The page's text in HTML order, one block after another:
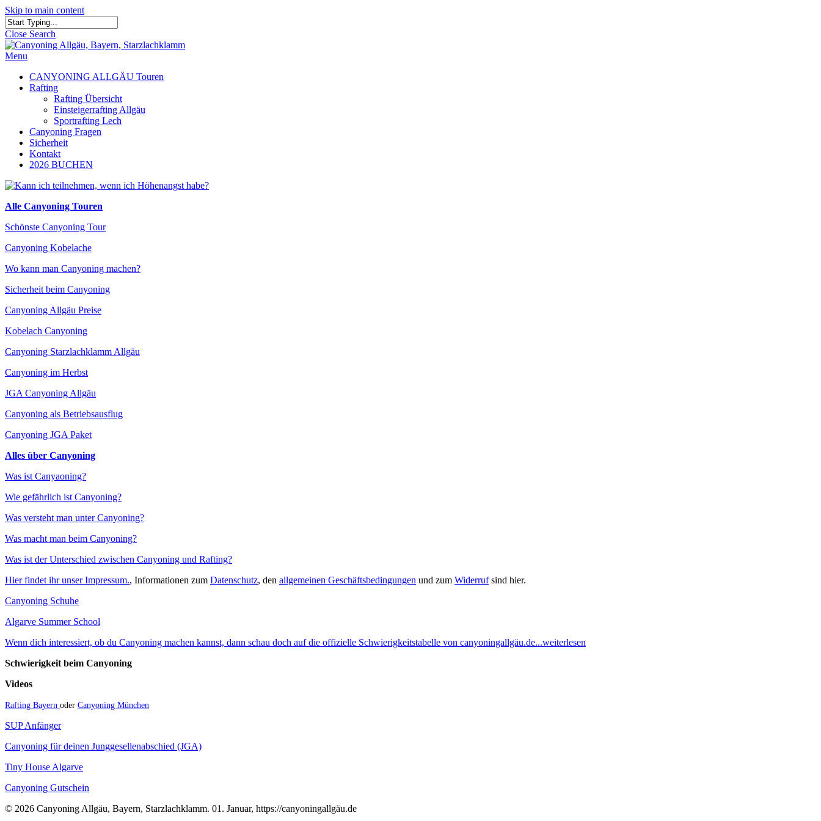
Skip to main content
Close Search
Menu
CANYONING ALLGÄU Touren
Rafting
Rafting Übersicht
Einsteigerrafting Allgäu
Sportrafting Lech
Canyoning Fragen
Sicherheit
Kontakt
2026 BUCHEN
Alle Canyoning Touren
Schönste Canyoning Tour
Canyoning Kobelache
Wo kann man Canyoning machen?
Sicherheit beim Canyoning
Canyoning Allgäu Preise
Kobelach Canyoning
Canyoning Starzlachklamm Allgäu
Canyoning im Herbst
JGA Canyoning Allgäu
Canyoning als Betriebsausflug
Canyoning JGA Paket
Alles über Canyoning
Was ist Canyaoning?
Wie gefährlich ist Canyoning?
Was versteht man unter Canyoning?
Was macht man beim Canyoning?
Was ist der Unterschied zwischen Canyoning und Rafting?
Hier findet ihr unser Impressum., Informationen zum Datenschutz, den allgemeinen Geschäftsbedingungen und zum Widerrufsind hier.
Canyoning Schuhe
Algarve Summer School
Wenn dich interessiert, ob du Canyoning machen kannst, dann schau doch auf die offizielle Schwierigkeitstabelle von canyoningallgäu.de...weiterlesen
Schwierigkeit beim Canyoning
Videos
Rafting Bayern oder Canyoning München
SUP Anfänger
Canyoning für deinen Junggesellenabschied (JGA)
Tiny House Algarve
Canyoning Gutschein
© 2026 Canyoning Allgäu, Bayern, Starzlachklamm. 01. Januar, https://canyoningallgäu.de